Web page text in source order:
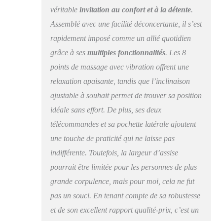
Ce fauteuil releveur
convient parfaitement
personnes à mobilité
réduite pour un
plus autonome.
INCLINAISON : Avec
une inclinaison allant
repose-pieds intégré,
ce fauteuil de
relaxation s'ajuste à
tous vos besoins de
confort : lecture,
télévision ou sieste.
pour une expérience de
relaxation sur-mesure,
selon vos envies.
SOLIDE ET
véritable invitation au confort et à la détente.
Assemblé avec une facilité déconcertante, il s’est
rapidement imposé comme un allié quotidien
grâce à ses multiples fonctionnalités. Les 8
points de massage avec vibration offrent une
relaxation apaisante, tandis que l’inclinaison
ajustable à souhait permet de trouver sa position
idéale sans effort. De plus, ses deux
télécommandes et sa pochette latérale ajoutent
une touche de praticité qui ne laisse pas
indifférente. Toutefois, la largeur d’assise
pourrait être limitée pour les personnes de plus
grande corpulence, mais pour moi, cela ne fut
pas un souci. En tenant compte de sa robustesse
et de son excellent rapport qualité-prix, c’est un